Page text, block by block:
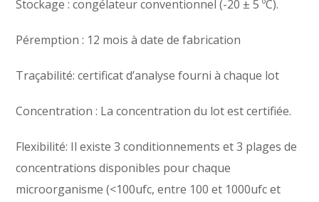
Stockage : congélateur conventionnel (-20 ± 5 ºC).
Péremption : 12 mois à date de fabrication
Traçabilité: certificat d’analyse fourni à chaque lot
Concentration : La concentration du lot est certifiée.
Flexibilité: Il existe 3 conditionnements et 3 plages de
concentrations disponibles pour chaque
microorganisme (<100ufc, entre 100 et 1000ufc et